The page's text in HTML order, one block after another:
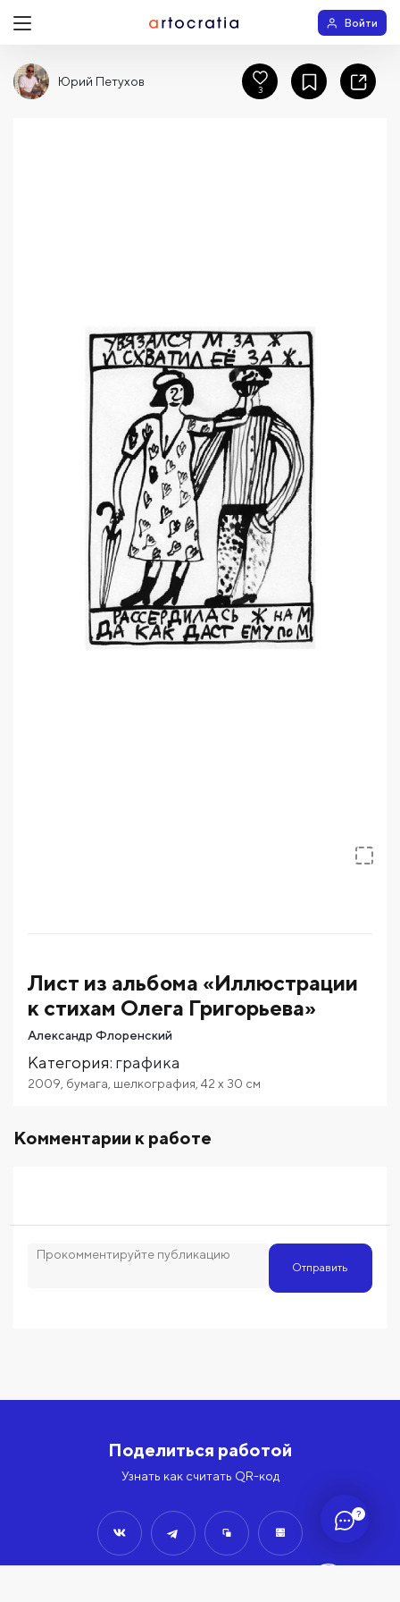
?
Войти
Лист из альбома «Иллюстрации
к стихам Олега Григорьева»
Александр Флоренский
Категория: графика
2009 бумага шелкография 42 x 30 см
Комментарии к работе
Отправить
Юрий Петухов
3
Поделиться работой
Узнать как считать QR-код